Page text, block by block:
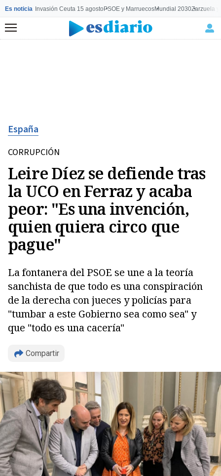
Es noticia Invasión Ceuta 15 agostoPSOE y MarruecosMundial 2030Zarzuela
Menú
España
CORRUPCIÓN
Leire Díez se defiende tras
la UCO en Ferraz y acaba
peor: "Es una invención,
quien quiera circo que
pague"
La fontanera del PSOE se une a la teoría
sanchista de que todo es una conspiración
de la derecha con jueces y policías para
"tumbar a este Gobierno sea como sea" y
que "todo es una cacería"
Compartir
Copiar